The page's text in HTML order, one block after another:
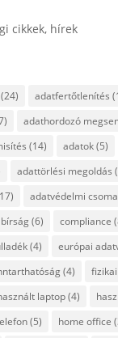
cikkek, hírek
adatfertőtlenítés
adathordozó
(14) adatok(5)
adattörlési megoldás
adatvédelmi
bírság(6) compliance
(4) európai
(4)
laptop(4)
(5) home office